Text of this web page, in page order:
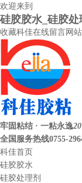
欢迎来到
硅胶胶水_硅胶
收藏科佳在线留言网
牢固粘结 · 一粘永逸
全国服务热线0755-
科佳首页
硅胶胶水
硅胶处理剂